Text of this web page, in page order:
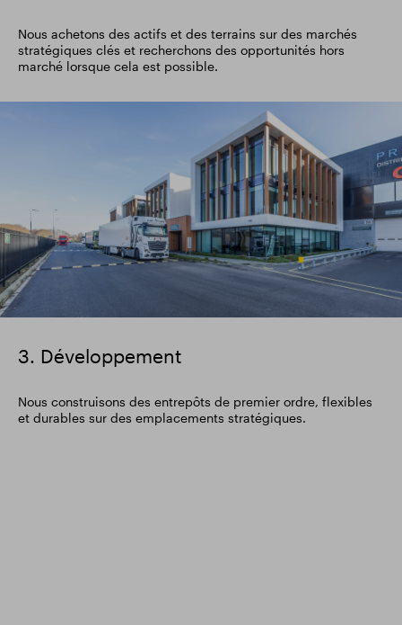
Nous achetons des actifs et des terrains sur des marchés
stratégiques clés et recherchons des opportunités hors
marché lorsque cela est possible.
3. Développement
Nous construisons des entrepôts de premier ordre, flexibles
et durables sur des emplacements stratégiques.